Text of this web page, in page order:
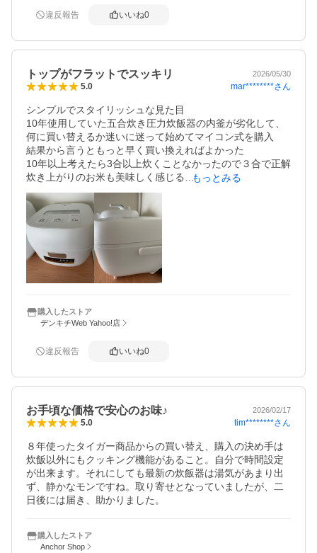
違反報告 いいね0
トップがフラットでスッキリ 2026/05/30
5.0 mar********さん
シンプルでスタイリッシュな見た目
10年使用していた五合炊き圧力炊飯器の内釜が劣化して、
何に買い替えるか迷いに迷って始めてマイコン式を購入
結果から言うともっと早く買い換えればよかった
10年以上考えたら3合以上炊くことなかったので３合で正解
炊き上がりのお米も美味しく感じる
安くて、コンパクト、お手入れ簡単、清潔感を保てるし、
丁寧に使用して長く愛用したい
もっとみる
購入したストア
デンキチWeb Yahoo!店
違反報告 いいね0
お手頃な価格で安心のお味♪ 2026/02/17
5.0 tim********さん
８年使ったタイガー商品からの買い替え、購入の決め手は
炊飯以外にもクッキング機能があること。自分で時間設定
が出来ます。それにしても最新の炊飯器は湯気があまり出
ず、静かなモンですね。取り寄せとなっていましたが、二
日後には届き、助かりました。
購入したストア
Anchor Shop